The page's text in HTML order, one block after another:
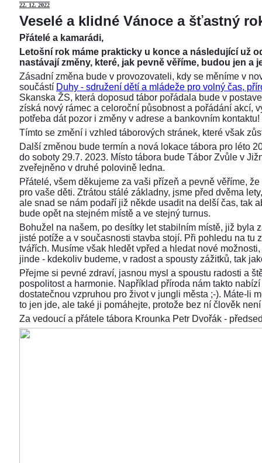
22. 12. 2022
Veselé a klidné Vánoce a šťastný
Přátelé a kamarádi,
Letošní rok máme prakticky u konce a následující už
nastávají změny, které, jak pevně věříme, budou jen a
Zásadní změna bude v provozovateli, kdy se měníme v
součástí Duhy - sdružení dětí a mládeže pro volný čas,
Skanska ŽS, která doposud tábor pořádala bude v
získá nový rámec a celoroční působnost a pořádání akcí,
potřeba dát pozor i změny v adrese a bankovním kontaktu!
Tímto se změní i vzhled táborových stránek, které však
Další změnou bude termín a nová lokace tábora pro léto
do soboty 29.7. 2023. Místo tábora bude Tábor Zvůle v
zveřejněno v druhé polovině ledna.
Přátelé, všem děkujeme za vaši přízeň a pevně věříme,
pro vaše děti. Ztrátou stálé základny, jsme před dvěma
ale snad se nám podaří již někde usadit na delší čas, tak
bude opět na stejném místě a ve stejný turnus.
Bohužel na našem, po desítky let stabilním místě, již byla
jisté potíže a v současnosti stavba stojí. Při pohledu na tu
tvářích. Musíme však hledět vpřed a hledat nové
jinde - kdekoliv budeme, v radost a spousty zážitků, tak
Přejme si pevné zdraví, jasnou mysl a spoustu radosti a
pospolitost a harmonie. Například příroda nám takto
dostatečnou vzpruhou pro život v jungli města ;-). Máte-li
to jen jde, ale také ji pomáhejte, protože bez ní člověk
Za vedoucí a přátele tábora Krounka Petr Dvořák -